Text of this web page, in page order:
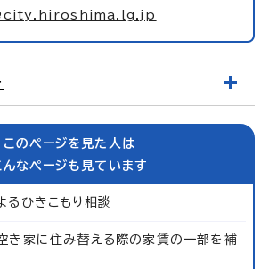
このページを見た人は
んなページも見ています
るひきこもり相談
き家に住み替える際の家賃の一部を補